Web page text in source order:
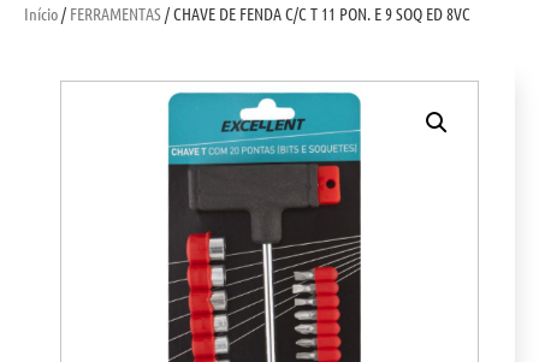
Início/ FERRAMENTAS/ CHAVE DE FENDA C/C T 11 PON. E 9 SOQ ED 8VC